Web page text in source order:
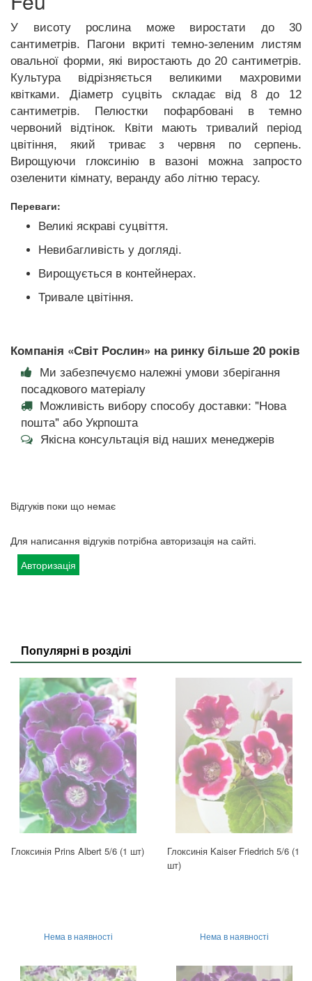
У висоту рослина може виростати до 30
сантиметрів. Пагони вкриті темно-зеленим листям
овальної форми, які виростають до 20 сантиметрів.
Культура відрізняється великими махровими
квітками. Діаметр суцвіть складає від 8 до 12
сантиметрів. Пелюстки пофарбовані в темно
червоний відтінок. Квіти мають тривалий період
цвітіння, який триває з червня по серпень.
Вирощуючи глоксинію в вазоні можна запросто
озеленити кімнату, веранду або літню терасу.
Переваги:
Великі яскраві суцвіття.
Невибагливість у догляді.
Вирощується в контейнерах.
Тривале цвітіння.
Компанія «Світ Рослин» на ринку більше 20 років
Ми забезпечуємо належні умови зберігання
посадкового матеріалу
Можливість вибору способу доставки: "Нова
пошта" або Укрпошта
Якісна консультація від наших менеджерів
Відгуків поки що немає
Для написання відгуків потрібна авторизація на сайті.
Авторизація
Популярні в розділі
Глоксинія Prins Albert 5/6 (1 шт)
Нема в наявності
Глоксинія Kaiser Friedrich 5/6 (1
шт)
Нема в наявності